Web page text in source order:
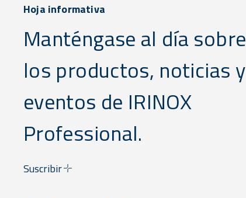
Hoja informativa
Manténgase al día sobre
los productos, noticias y
eventos de IRINOX
Professional.
Suscribir